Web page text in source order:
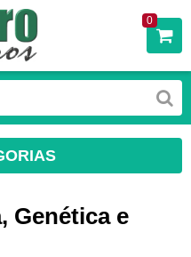
0
Genética e